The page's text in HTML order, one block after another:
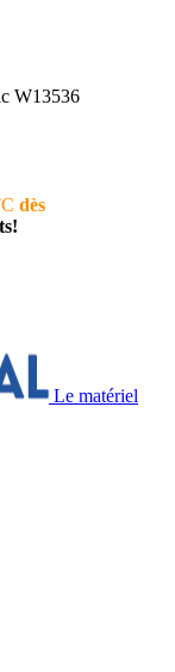
W13536
dès
Le matériel